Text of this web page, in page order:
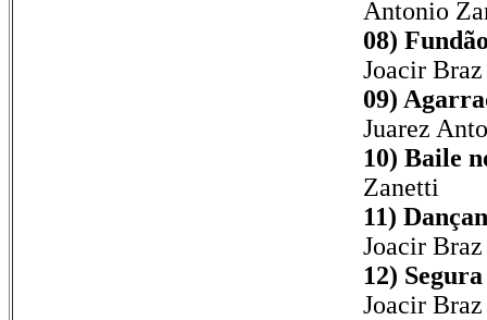
Antonio
08)
Joacir
09)
Juarez
10) Baile
Zanetti
11)
Joacir
12)
Joacir